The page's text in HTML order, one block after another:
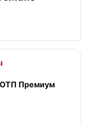
Премиум